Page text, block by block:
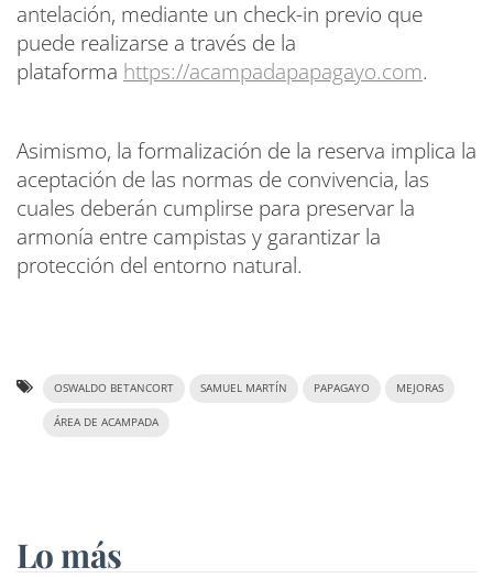
antelación, mediante un check-in previo que
puede realizarse a través de la
plataforma https://acampadapapagayo.com.
Asimismo, la formalización de la reserva implica la
aceptación de las normas de convivencia, las
cuales deberán cumplirse para preservar la
armonía entre campistas y garantizar la
protección del entorno natural.
OSWALDO BETANCORT SAMUEL MARTÍN PAPAGAYO MEJORAS
ÁREA DE ACAMPADA
Lo más